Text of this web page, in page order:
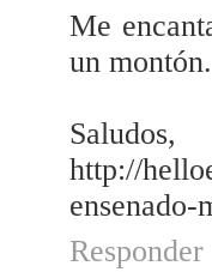
Me
un montón.
Saludos,
http://
ensenado-
Responder